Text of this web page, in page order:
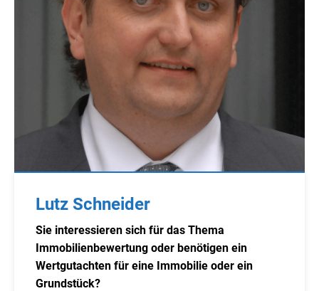
Lutz Schneider
Sie interessieren sich für das Thema
Immobilienbewertung oder benötigen ein
Wertgutachten für eine Immobilie oder ein
Grundstück?